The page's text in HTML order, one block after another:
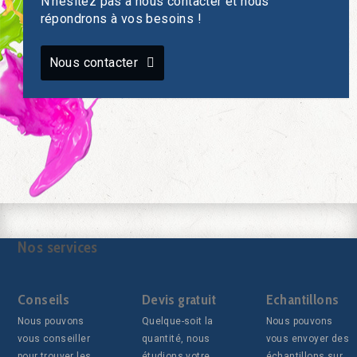
répondrons à vos besoins !
Nous contacter
Nos services
Conseils
Nous pouvons
vous conseiller
Devis gratuit
Quelque-soit la
quantité, nous
Echantillons
Nous pouvons
vous envoyer des